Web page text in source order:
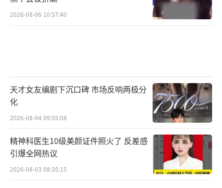
2026-08-06 10:57:40
天才女友编剧下沉口碑 市场反响两极分
化
2026-08-04 09:55:08
精神科医生10级美颜证件照火了 反差感
引爆全网热议
2026-08-03 08:35:15